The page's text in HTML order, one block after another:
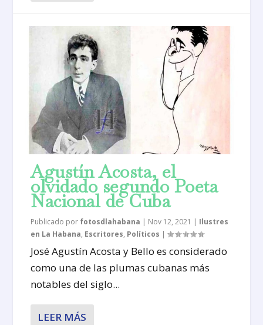
Agustín Acosta, el
olvidado segundo Poeta
Nacional de Cuba
Publicado por fotosdlahabana | Nov 12, 2021 | Ilustres
en La Habana, Escritores, Políticos |
José Agustín Acosta y Bello es considerado
como una de las plumas cubanas más
notables del siglo...
LEER MÁS